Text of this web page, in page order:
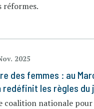
réformes.
2025
des femmes : au
redéfinit les règles du
coalition nationale